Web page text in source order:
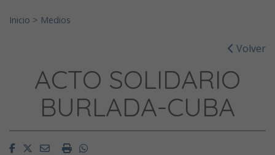
Inicio > Medios
Volver
ACTO SOLIDARIO
BURLADA-CUBA
FacebookTwitterEmailImprimirWhatsapp